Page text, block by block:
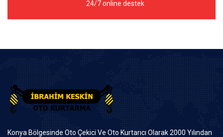
24/7 online destek
Konya Bölgesinde Oto Çekici Ve Oto Kurtarıcı Olarak 2000 Yılından